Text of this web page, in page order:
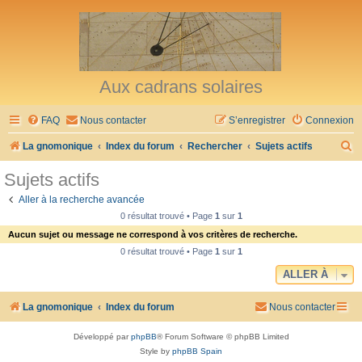
Aux cadrans solaires
FAQ Nous contacter Connexion
S’enregistrer
La gnomonique Index du forum Rechercher Sujets actifs
h
Sujets actifs
Aller à la recherche avancée
0 résultat trouvé • Page 1sur 1
Aucun sujet ou message ne correspond à vos critères de recherche.
0 résultat trouvé • Page 1sur 1
ALLER À
La gnomonique Index du forum Nous contacter
Développé parphpBB® Forum Software © phpBB Limited
Style by phpBB Spain